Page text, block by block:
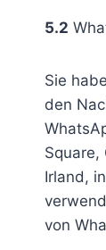
5.2
Sie
den
Square,
Irland,
von